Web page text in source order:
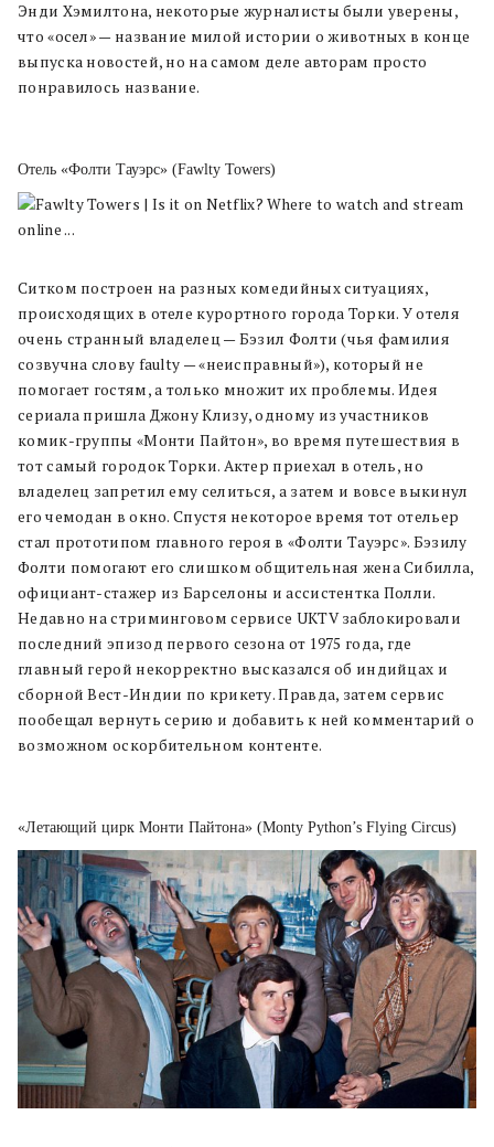
Энди Хэмилтона, некоторые журналисты были уверены,
что «осел» — название милой истории о животных в конце
выпуска новостей, но на самом деле авторам просто
понравилось название.
Отель «Фолти Тауэрс» (Fawlty Towers)
Ситком построен на разных комедийных ситуациях,
происходящих в отеле курортного города Торки. У отеля
очень странный владелец — Бэзил Фолти (чья фамилия
созвучна слову faulty — «неисправный»), который не
помогает гостям, а только множит их проблемы. Идея
сериала пришла Джону Клизу, одному из участников
комик-группы «Монти Пайтон», во время путешествия в
тот самый городок Торки. Актер приехал в отель, но
владелец запретил ему селиться, а затем и вовсе выкинул
его чемодан в окно. Спустя некоторое время тот отельер
стал прототипом главного героя в «Фолти Тауэрс». Бэзилу
Фолти помогают его слишком общительная жена Сибилла,
официант-стажер из Барселоны и ассистентка Полли.
Недавно на стриминговом сервисе UKTV заблокировали
последний эпизод первого сезона от 1975 года, где
главный герой некорректно высказался об индийцах и
сборной Вест-Индии по крикету. Правда, затем сервис
пообещал вернуть серию и добавить к ней комментарий о
возможном оскорбительном контенте.
«Летающий цирк Монти Пайтона» (Monty Python’s Flying Circus)